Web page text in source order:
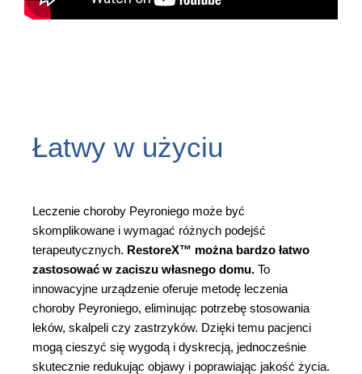
Łatwy w użyciu
Leczenie choroby Peyroniego może być
skomplikowane i wymagać różnych podejść
terapeutycznych. RestoreX™ można bardzo łatwo
zastosować w zaciszu własnego domu. To
innowacyjne urządzenie oferuje metodę leczenia
choroby Peyroniego, eliminując potrzebę stosowania
leków, skalpeli czy zastrzyków. Dzięki temu pacjenci
mogą cieszyć się wygodą i dyskrecją, jednocześnie
skutecznie redukując objawy i poprawiając jakość życia.